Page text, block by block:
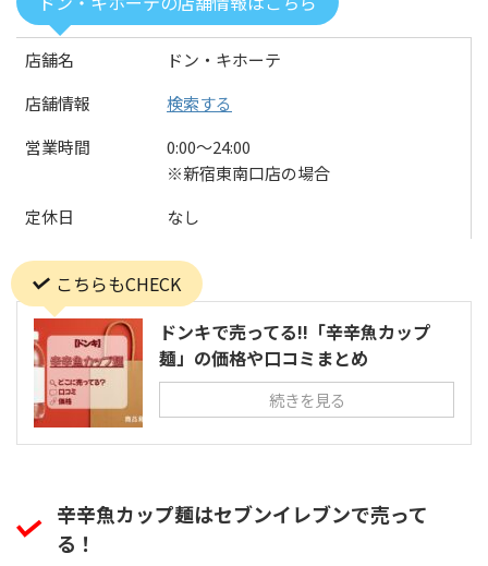
店舗名
ドン・キホーテ
店舗情報
検索する
営業時間
0:00〜24:00
※新宿東南口店の場合
定休日
なし
こちらもCHECK
ドンキで売ってる!!「辛辛魚カップ
麺」の価格や口コミまとめ
続きを見る
辛辛魚カップ麺はセブンイレブンで売って
る！